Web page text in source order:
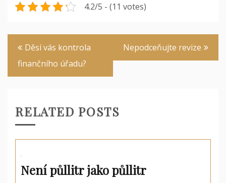
4.2/5 - (11 votes)
Navigace
pro
příspěvek
Děsí vás kontrola
finančního úřadu?
Nepodceňujte revize
RELATED POSTS
Není půllitr jako půllitr